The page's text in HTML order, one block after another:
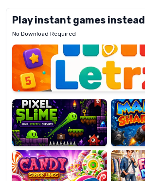
Play instant games instead
No Download Required
Letrz
Pixel
Slime
Mad
Shark
Candy
Super
Lines
Fashion
Dress
Up